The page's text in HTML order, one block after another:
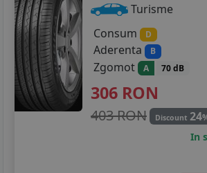
Turisme
Consum
D
Aderenta B
Zgomot A 70 dB
306 RON
403 RON Discount 24
In